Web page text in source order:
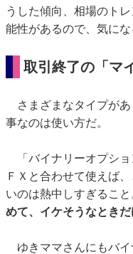
うした傾向、相場のト
能性があるので、気に
取引終了の「マ
さまざまなタイプがあ
事なのは使い方だ。
「バイナリーオプショ
ＦＸと合わせて使えば
いのは熱中しすぎること
めて、イケそうなとき
ゆきママさんにもバイ